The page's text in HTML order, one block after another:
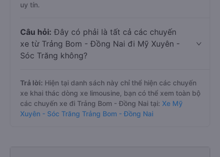
uy tín.
Câu hỏi: Đây có phải là tất cả các chuyến
xe từ Trảng Bom - Đồng Nai đi Mỹ Xuyên -
Sóc Trăng không?
Trả lời: Hiện tại danh sách này chỉ thể hiện các chuyến
xe khai thác dòng xe limousine, bạn có thể xem toàn bộ
các chuyến xe đi Trảng Bom - Đồng Nai tại: Xe Mỹ
Xuyên - Sóc Trăng Trảng Bom - Đồng Nai